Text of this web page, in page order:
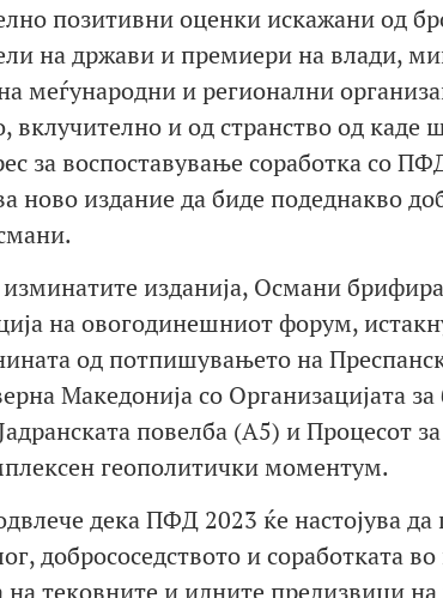
позитивни оценки искажани од
на држави и премиери на влади,
меѓународни и регионални
вклучително и од странство од каде
за воспоставување соработка со
ново издание да биде подеднакво
изминатите изданија, Османи
на овогодинешниот форум,
од потпишувањето на
Македонија со Организацијата
повелба (А5) и Процесот за
геополитички моментум.
дека ПФД 2023 ќе настојува да
добрососедството и соработката